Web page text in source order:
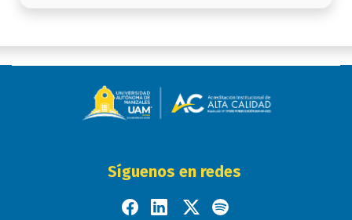
Síguenos en redes